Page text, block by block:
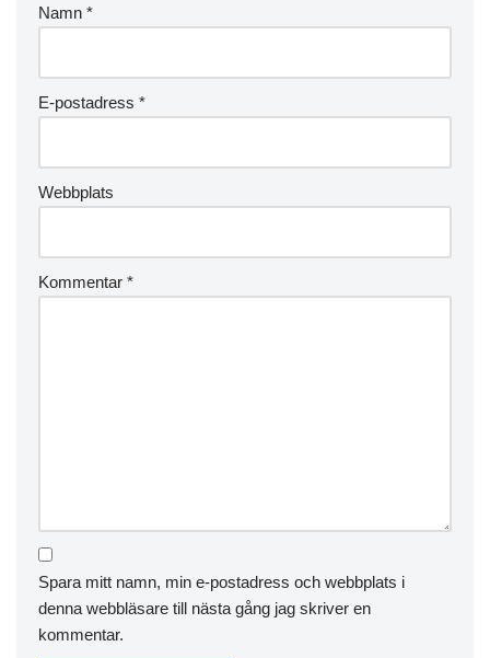
Namn *
E-postadress *
Webbplats
Kommentar *
Spara mitt namn, min e-postadress och webbplats i
denna webbläsare till nästa gång jag skriver en
kommentar.